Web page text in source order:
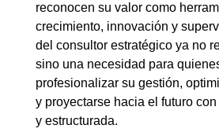
reconocen su valor como
crecimiento, innovación y
del consultor estratégico ya no
sino una necesidad para
profesionalizar su gestión,
y proyectarse hacia el futuro
y estructurada.